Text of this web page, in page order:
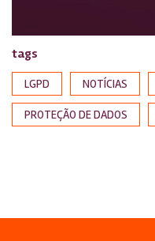
tags
LGPD NOTÍCIAS
PROTEÇÃO DE DADOS